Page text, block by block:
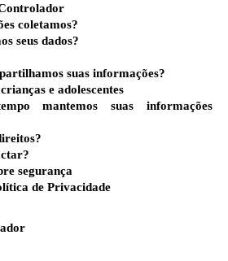
coletamos?
seus dados?
suas informações?
e adolescentes
mantemos suas informações
segurança
de Privacidade